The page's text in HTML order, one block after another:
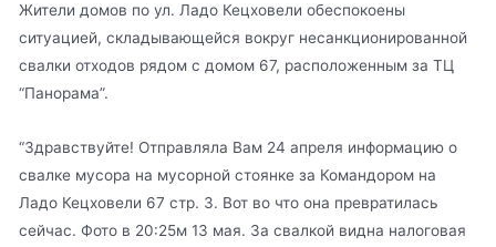
Жители домов по ул. Ладо Кецховели обеспокоены
ситуацией, складывающейся вокруг несанкционированной
свалки отходов рядом с домом 67, расположенным за ТЦ
“Панорама”.
“Здравствуйте! Отправляла Вам 24 апреля информацию о
свалке мусора на мусорной стоянке за Командором на
Ладо Кецховели 67 стр. 3. Вот во что она превратилась
сейчас. Фото в 20:25м 13 мая. За свалкой видна налоговая